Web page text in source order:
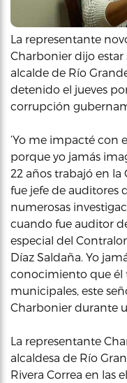
La representante
Charbonier dijo
alcalde de Río
detenido el jueves
corrupción
‘Yo me impacté con
porque yo jamás
22 años trabajó en la
fue jefe de auditores
numerosas
cuando fue auditor
especial del
Díaz Saldaña. Yo
conocimiento que él
municipales, este
Charbonier durante
La representante
alcaldesa de Río
Rivera Correa en las